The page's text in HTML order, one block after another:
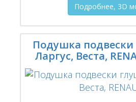
Подробнее, 3D
Подушка
Ларгус, Веста,